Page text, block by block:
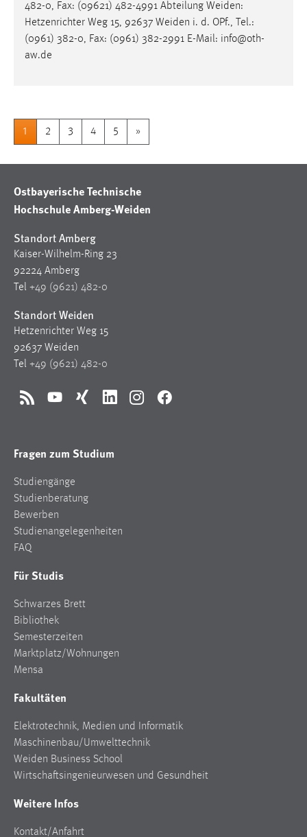
482-0, Fax: (09621) 482-4991 Abteilung Weiden:
Hetzenrichter Weg 15, 92637 Weiden i. d. OPf., Tel.:
(0961) 382-0, Fax: (0961) 382-2991 E-Mail: info@oth-
aw.de
1 2 3 4 5 »
Ostbayerische Technische
Hochschule Amberg-Weiden
Standort Amberg
Kaiser-Wilhelm-Ring 23
92224 Amberg
Tel +49 (9621) 482-0
Standort Weiden
Hetzenrichter Weg 15
92637 Weiden
Tel +49 (9621) 482-0
RSS YouTubeXing LinkedInInstagramFacebook
Fragen zum Studium
Studiengänge
Studienberatung
Bewerben
Studienangelegenheiten
FAQ
Für Studis
Schwarzes Brett
Bibliothek
Semesterzeiten
Marktplatz/Wohnungen
Mensa
Fakultäten
Elektrotechnik, Medien und Informatik
Maschinenbau/Umwelttechnik
Weiden Business School
Wirtschaftsingenieurwesen und Gesundheit
Weitere Infos
Kontakt/Anfahrt